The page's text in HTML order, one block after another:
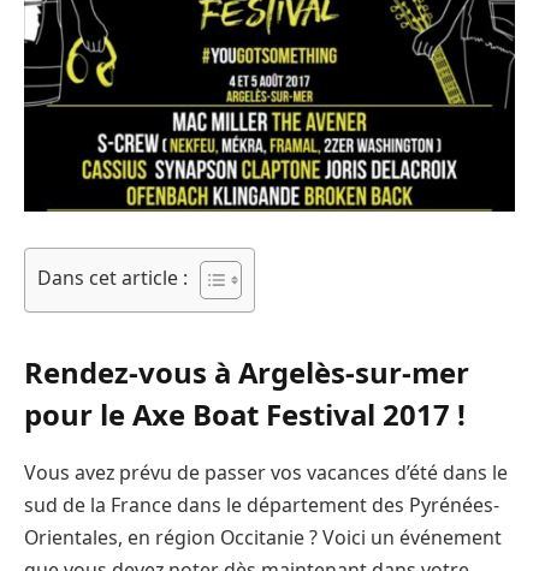
Dans cet article :
Rendez-vous à Argelès-sur-mer
pour le Axe Boat Festival 2017 !
Vous avez prévu de passer vos vacances d’été dans le
sud de la France dans le département des Pyrénées-
Orientales, en région Occitanie ? Voici un événement